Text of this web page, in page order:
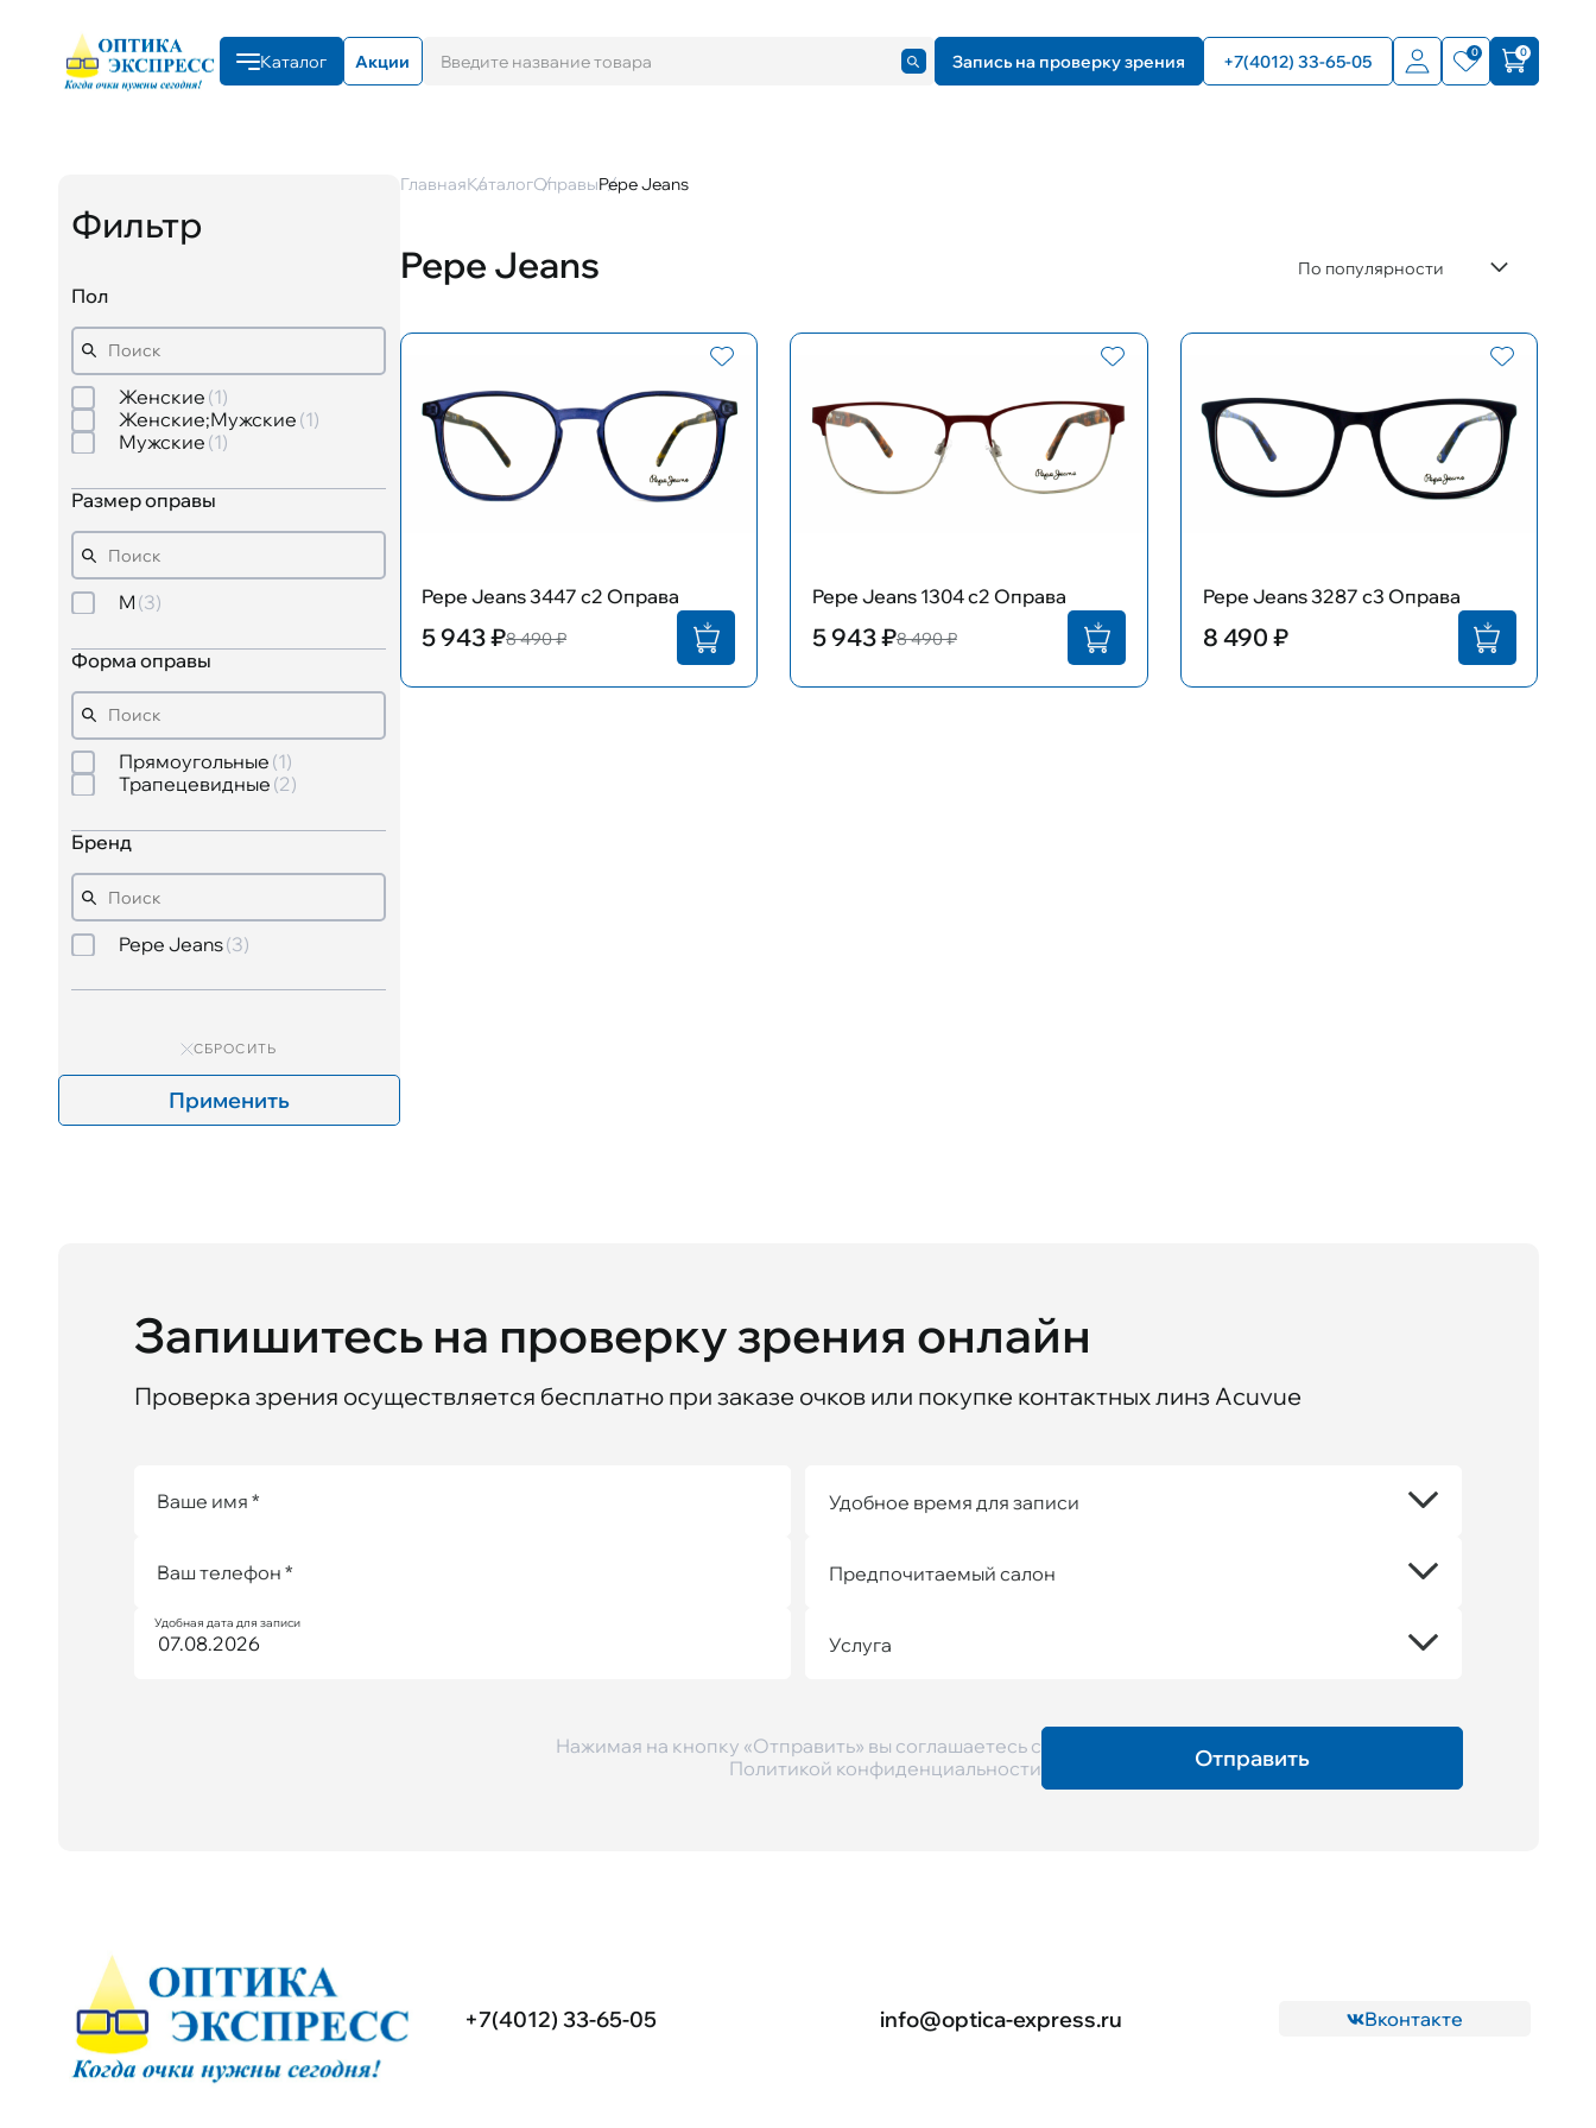
Каталог Акции Запись на проверку зрения +7(4012) 33-65-05 0 0
Фильтр
Пол
Женские 1
Женские;Мужские 1
Мужские 1
Размер оправы
M 3
Форма оправы
Прямоугольные 1
Трапецевидные 2
Бренд
Pepe Jeans 3
СБРОСИТЬ
Применить
ГлавнаяКаталогОправыPepe Jeans
Pepe Jeans По популярности
Pepe Jeans 3447 c2 Оправа
5 943 ₽8 490 ₽
Pepe Jeans 1304 c2 Оправа
5 943 ₽8 490 ₽
Pepe Jeans 3287 c3 Оправа
8 490 ₽
Запишитесь на проверку зрения онлайн
Проверка зрения осуществляется бесплатно при заказе очков или покупке контактных линз Acuvue
Ваше имя *
Ваш телефон *
Удобная дата для записи
Удобное время для записи
Предпочитаемый салон
Услуга
Нажимая на кнопку «Отправить» вы соглашаетесь с
Политикой конфиденциальности
+7(4012) 33-65-05 info@optica-express.ru Вконтакте